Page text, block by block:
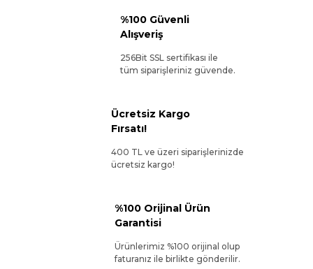
%100 Güvenli
Alışveriş
256Bit SSL sertifikası ile
tüm siparişleriniz güvende.
Ücretsiz Kargo
Fırsatı!
400 TL ve üzeri siparişlerinizde
ücretsiz kargo!
%100 Orijinal Ürün
Garantisi
Ürünlerimiz %100 orijinal olup
faturanız ile birlikte gönderilir.